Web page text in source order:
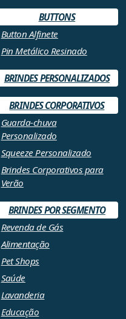
BUTTONS
Button Alfinete
Pin Metálico Resinado
BRINDES PERSONALIZADOS
BRINDES CORPORATIVOS
Guarda-chuva
Personalizado
Squeeze Personalizado
Brindes Corporativos para
Verão
BRINDES POR SEGMENTO
Revenda de Gás
Alimentação
Pet Shops
Saúde
Lavanderia
Educação